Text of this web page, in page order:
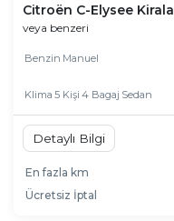
Citroën C-Elysee Kirala
veya benzeri
Benzin Manuel
Klima 5 Kişi 4 Bagaj Sedan
Detaylı Bilgi
En fazla km
Ücretsiz İptal